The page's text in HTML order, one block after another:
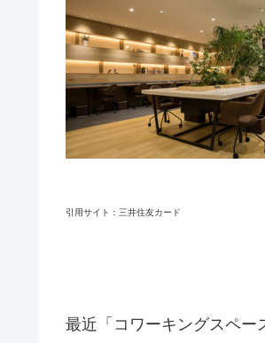
引用サイト：三井住友カード
最近「コワーキングスペー